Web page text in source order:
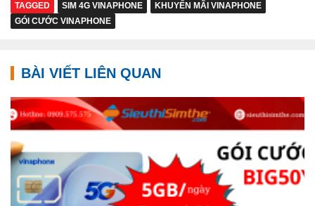
TAGGED SIM 4G VINAPHONE
KHUYẾN MÃI VINAPHONE
GÓI CƯỚC VINAPHONE
BÀI VIẾT LIÊN QUAN